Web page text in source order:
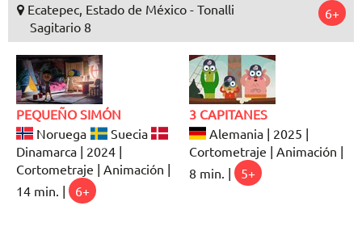
Ecatepec, Estado de México - Tonalli
Sagitario 8
6+
PEQUEÑO SIMÓN
Noruega
Suecia
Dinamarca | 2024 |
Cortometraje | Animación |
14 min. |
6+
3 CAPITANES
Alemania | 2025 |
Cortometraje | Animación |
8 min. |
5+